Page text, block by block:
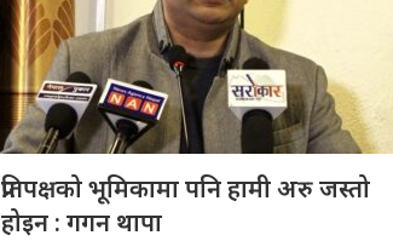
प्रतिपक्षको भूमिकामा पनि हामी अरु जस्तो
होइन : गगन थापा